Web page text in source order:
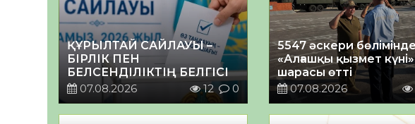
ҚҰРЫЛТАЙ САЙЛАУЫ –
БІРЛІК ПЕН
БЕЛСЕНДІЛІКТІҢ БЕЛГІСІ
07.08.2026
12 0
5547 әскери
«Алғашқы қызмет күні»
шарасы өтті
07.08.2026